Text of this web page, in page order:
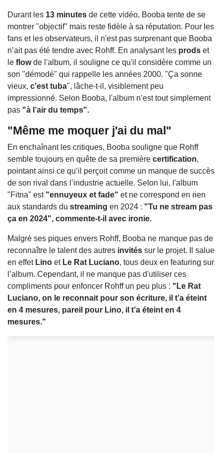
Durant les 13 minutes de cette vidéo, Booba tente de se
montrer "objectif" mais reste fidèle à sa réputation. Pour les
fans et les observateurs, il n'est pas surprenant que Booba
n’ait pas été tendre avec Rohff. En analysant les prods et
le flowde l'album, il souligne ce qu'il considère comme un
son "démodé" qui rappelle les années 2000. "Ça sonne
vieux, c'est tuba", lâche-t-il, visiblement peu
impressionné. Selon Booba, l'album n’est tout simplement
pas "à l’air du temps".
"Même me moquer j'ai du mal"
En enchaînant les critiques, Booba souligne que Rohff
semble toujours en quête de sa première certification,
pointant ainsi ce qu’il perçoit comme un manque de succès
de son rival dans l’industrie actuelle. Selon lui, l'album
"Fitna" est "ennuyeux et fade" et ne correspond en rien
aux standards du streaming en 2024 : "Tu ne stream pas
ça en 2024", commente-t-il avec ironie.
Malgré ses piques envers Rohff, Booba ne manque pas de
reconnaître le talent des autres invités sur le projet. Il salue
en effet Lino et Le Rat Luciano, tous deux en featuring sur
l’album. Cependant, il ne manque pas d'utiliser ces
compliments pour enfoncer Rohff un peu plus : "Le Rat
Luciano, on le reconnait pour son écriture, il t’a éteint
en 4 mesures, pareil pour Lino, il t’a éteint en 4
mesures."